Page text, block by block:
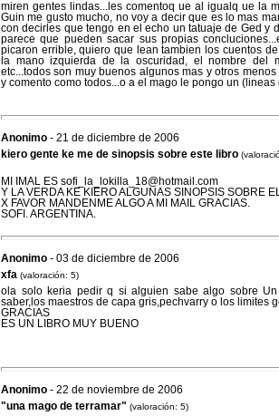
miren gentes lindas...les comentoq ue al igualq ue la
Guin me gusto mucho, no voy a decir que es lo mas
con decirles que tengo en el echo un tatuaje de Ged y
parece que pueden sacar sus propias
picaron errible, quiero que lean tambien los cuentos
la mano izquierda de la oscuridad, el nombre del
etc...todos son muy buenos algunos mas y otros
y comento como todos...o a el mago le pongo un (lineas
Anonimo - 21 de diciembre de 2006
kiero gente ke me de sinopsis sobre este libro
MI IMAL ES sofi_la_lokilla_18@hotmail.com
Y LA VERDA KE KIERO ALGUNAS SINOPSIS SOBRE
X FAVOR MANDENME ALGO A MI MAIL GRACIAS.
SOFI. ARGENTINA.
Anonimo - 03 de diciembre de 2006
xfa (valoración: 5)
ola solo keria pedir q si alguien sabe algo sobre Un
saber,los maestros de capa gris,pechvarry o los limites
GRACIAS
ES UN LIBRO MUY BUENO
Anonimo - 22 de noviembre de 2006
"una mago de terramar" (valoración: 5)